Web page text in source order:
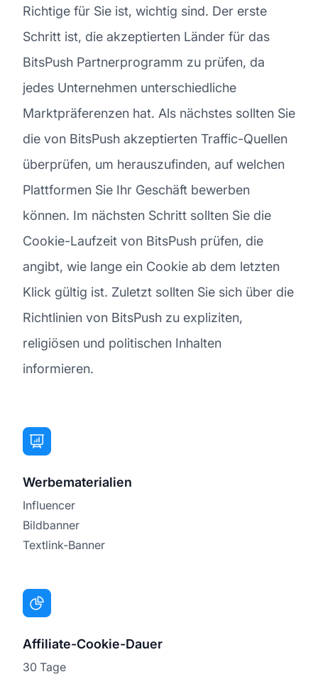
Richtige für Sie ist, wichtig sind. Der erste
Schritt ist, die akzeptierten Länder für das
BitsPush Partnerprogramm zu prüfen, da
jedes Unternehmen unterschiedliche
Marktpräferenzen hat. Als nächstes sollten Sie
die von BitsPush akzeptierten Traffic-Quellen
überprüfen, um herauszufinden, auf welchen
Plattformen Sie Ihr Geschäft bewerben
können. Im nächsten Schritt sollten Sie die
Cookie-Laufzeit von BitsPush prüfen, die
angibt, wie lange ein Cookie ab dem letzten
Klick gültig ist. Zuletzt sollten Sie sich über die
Richtlinien von BitsPush zu expliziten,
religiösen und politischen Inhalten
informieren.
Werbematerialien
Influencer
Bildbanner
Textlink-Banner
Affiliate-Cookie-Dauer
30 Tage